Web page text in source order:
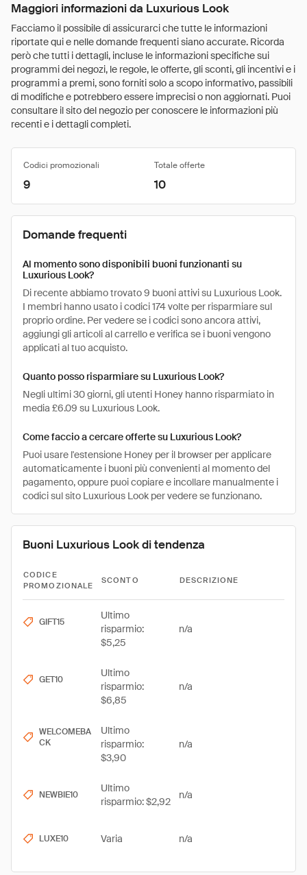
Maggiori informazioni da Luxurious Look
Facciamo il possibile di assicurarci che tutte le informazioni
riportate qui e nelle domande frequenti siano accurate. Ricorda
però che tutti i dettagli, incluse le informazioni specifiche sui
programmi dei negozi, le regole, le offerte, gli sconti, gli incentivi e i
programmi a premi, sono forniti solo a scopo informativo, passibili
di modifiche e potrebbero essere imprecisi o non aggiornati. Puoi
consultare il sito del negozio per conoscere le informazioni più
recenti e i dettagli completi.
Codici promozionali Totale offerte
9 10
Domande frequenti
Al momento sono disponibili buoni funzionanti su
Luxurious Look?
Di recente abbiamo trovato 9 buoni attivi su Luxurious Look.
I membri hanno usato i codici 174 volte per risparmiare sul
proprio ordine. Per vedere se i codici sono ancora attivi,
aggiungi gli articoli al carrello e verifica se i buoni vengono
applicati al tuo acquisto.
Quanto posso risparmiare su Luxurious Look?
Negli ultimi 30 giorni, gli utenti Honey hanno risparmiato in
media £6.09 su Luxurious Look.
Come faccio a cercare offerte su Luxurious Look?
Puoi usare l'estensione Honey per il browser per applicare
automaticamente i buoni più convenienti al momento del
pagamento, oppure puoi copiare e incollare manualmente i
codici sul sito Luxurious Look per vedere se funzionano.
Buoni Luxurious Look di tendenza
CODICE
PROMOZIONALE
SCONTO DESCRIZIONE
GIFT15
Ultimo
risparmio:
$5,25
n/a
GET10
Ultimo
risparmio:
$6,85
n/a
WELCOMEBA
CK
Ultimo
risparmio:
$3,90
n/a
NEWBIE10
Ultimo
risparmio: $2,92
n/a
LUXE10 Varia n/a